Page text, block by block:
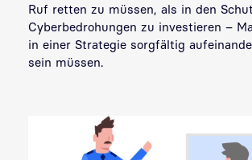
Ruf retten zu müssen, als in den
Cyberbedrohungen zu investieren –
in einer Strategie sorgfältig
sein müssen.